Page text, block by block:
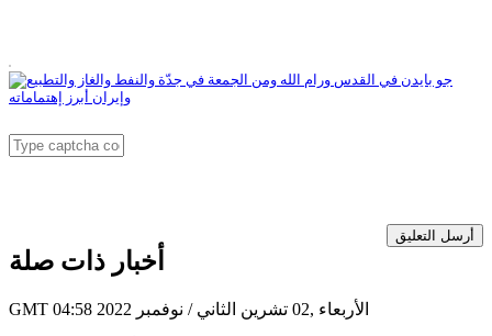
أرسل التعليق
أخبار ذات صلة
GMT 04:58 2022 الأربعاء ,02 تشرين الثاني / نوفمبر